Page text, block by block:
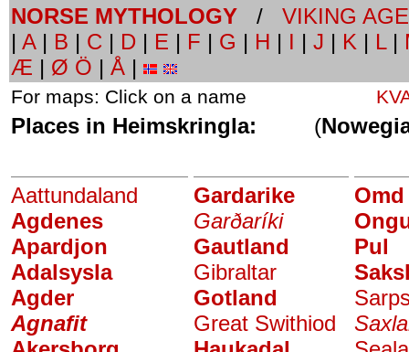
NORSE MYTHOLOGY / VIKING AGE
| A | B | C | D | E | F | G | H | I | J | K | L |
Æ | Ø Ö | Å |
For maps: Click on a name
Places in Heimskringla: (
Aattundaland
Agdenes
Apardjon
Adalsysla
Agder
Agnafit
Gardarike
Garðaríki
Gautland
Gibraltar
Gotland
Great Swithiod
Omd
Pul